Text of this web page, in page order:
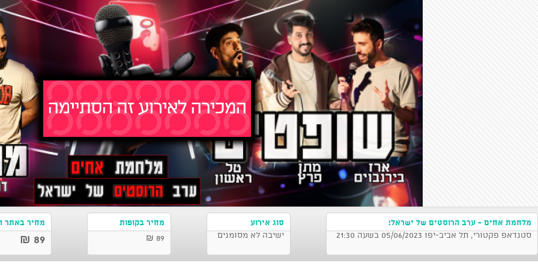
מלחמת אחים - ערב הרוסטים של ישראל!
סטנדאפ פקטורי, תל אביב-יפו 05/06/2023 בשעה 21:30
סוג אירוע
ישיבה לא מסומנים
מחיר בקופות
89 ₪
מחיר באתר
89 ₪